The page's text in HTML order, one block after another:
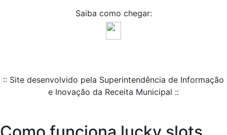
Saiba como chegar:
:: Site desenvolvido pela Superintendência de Informação
e Inovação da Receita Municipal ::